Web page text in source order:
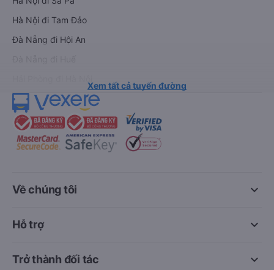
Hà Nội đi Tam Đảo
Đà Nẵng đi Hội An
Xem tất cả tuyến đường
keyboard_arrow_down
Về chúng tôi
keyboard_arrow_down
Hỗ trợ
keyboard_arrow_down
Trở thành đối tác